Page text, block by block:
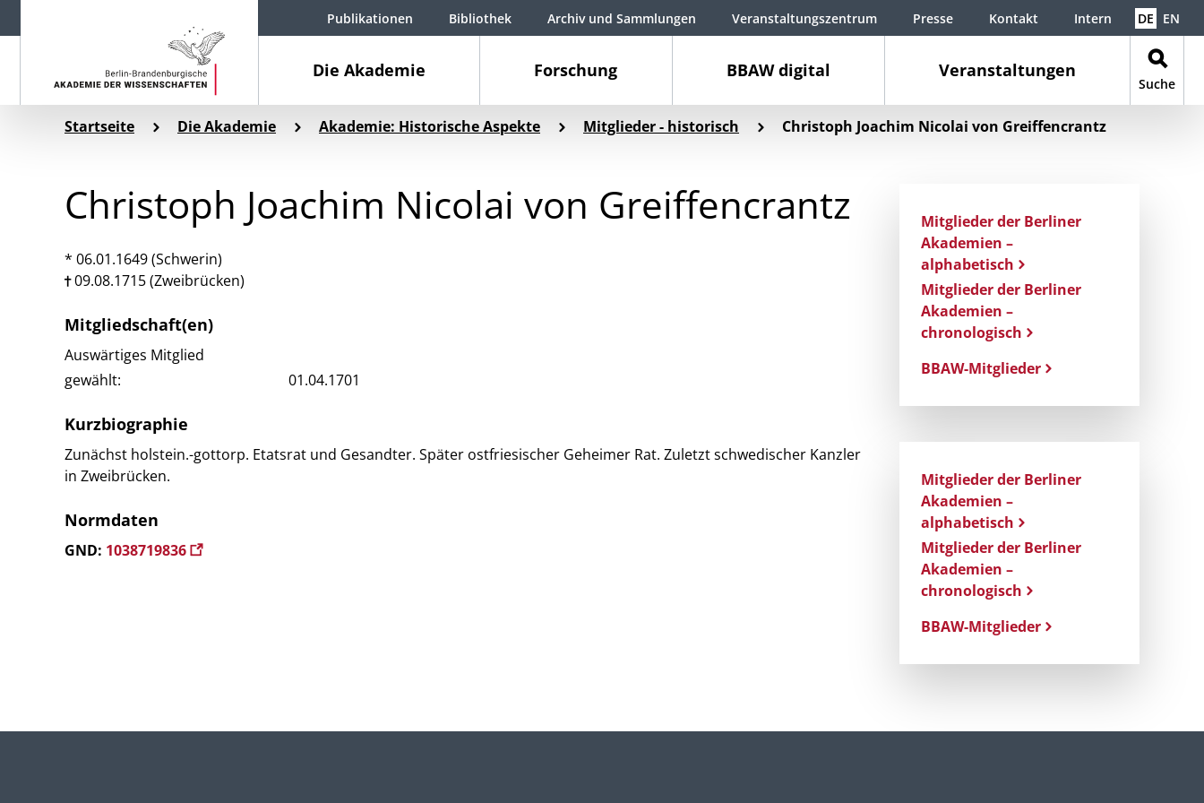
Die Akademie Forschung BBAW digital Veranstaltungen
Suche
Publikationen Bibliothek Archiv und Sammlungen Veranstaltungszentrum Presse Kontakt Intern DE EN
Startseite Die Akademie Akademie: Historische Aspekte Mitglieder - historisch Christoph Joachim Nicolai von Greiffencrantz
Christoph Joachim Nicolai von Greiffencrantz
* 06.01.1649 (Schwerin)
09.08.1715 (Zweibrücken)
Mitgliedschaft(en)
Auswärtiges Mitglied
gewählt:
01.04.1701
Kurzbiographie
Zunächst holstein.-gottorp. Etatsrat und Gesandter. Später ostfriesischer Geheimer Rat. Zuletzt schwedischer Kanzler
in Zweibrücken.
Normdaten
GND: 1038719836
Mitglieder der Berliner
Akademien –
alphabetisch
Mitglieder der Berliner
Akademien –
chronologisch
BBAW-Mitglieder
Mitglieder der Berliner
Akademien –
alphabetisch
Mitglieder der Berliner
Akademien –
chronologisch
BBAW-Mitglieder